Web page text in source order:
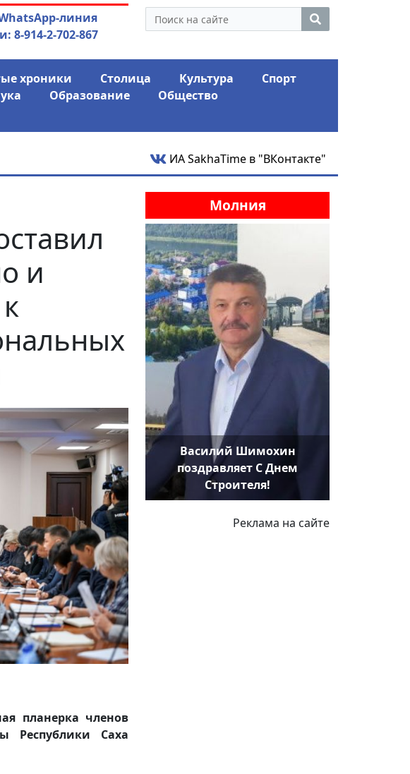
Маринычев у Путина: смотрины или
антикризисный разбор?
04.08.2026
заявил о
линия
8-914-2-702-867
хроники Столица Культура
Спорт
Образование
Общество
ИА SakhaTime в "ВКонтакте"
и
планерка членов
Республики Саха
Молния
Василий Шимохин
поздравляет С Днем
Строителя!
Реклама на сайте